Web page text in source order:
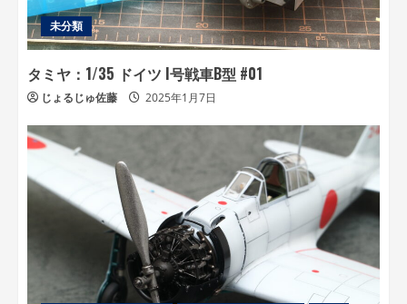
未分類
タミヤ：1/35 ドイツ I号戦車B型 #01
じょるじゅ佐藤 2025年1月7日